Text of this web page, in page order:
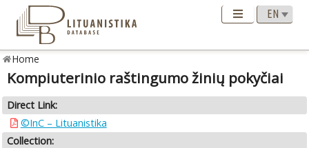
Home
Kompiuterinio raštingumo žinių pokyčiai
Direct Link:
©InC – Lituanistika
Collection: